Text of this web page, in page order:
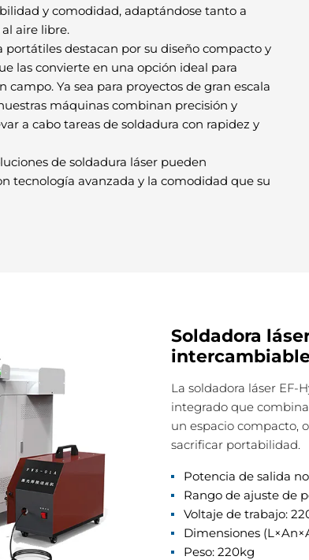
y comodidad, adaptándose tanto a
aire libre.
portátiles destacan por su diseño compacto y
las convierte en una opción ideal para
campo. Ya sea para proyectos de gran escala
máquinas combinan precisión y
a cabo tareas de soldadura con rapidez y
de soldadura láser pueden
tecnología avanzada y la comodidad que su
Soldadora
La soldadora láser EF-
integrado que
un espacio compacto,
sacrificar portabilidad.
Potencia de salida
Rango de ajuste de
Voltaje de trabajo:
Dimensiones
Peso: 220kg